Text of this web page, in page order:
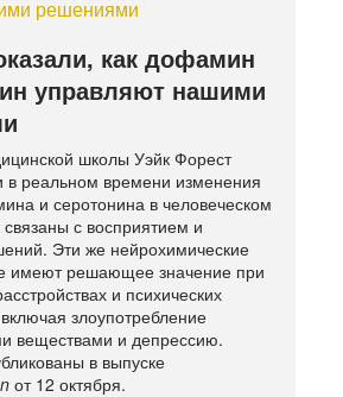
как дофамин
управляют нашими
школы Уэйк Форест
в реальном времени изменения
и серотонина в человеческом
с восприятием и
Эти же нейрохимические
имеют решающее значение при
и психических
злоупотребление
веществами и депрессию.
в выпуске
от 12 октября.